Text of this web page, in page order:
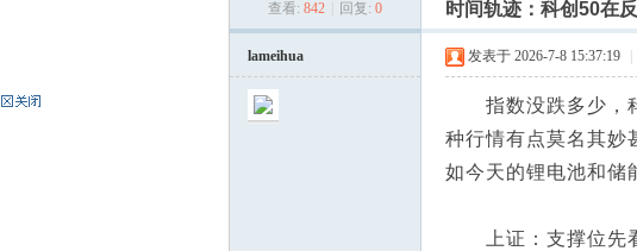
› ›
查看: 842 回复: 0 时间轨迹：科创50在
lameihua 发表于 2026-7-8 15:37:19
指数没跌多少，科
种行情有点莫名其妙
如今天的锂电池和储
上证：支撑位先看